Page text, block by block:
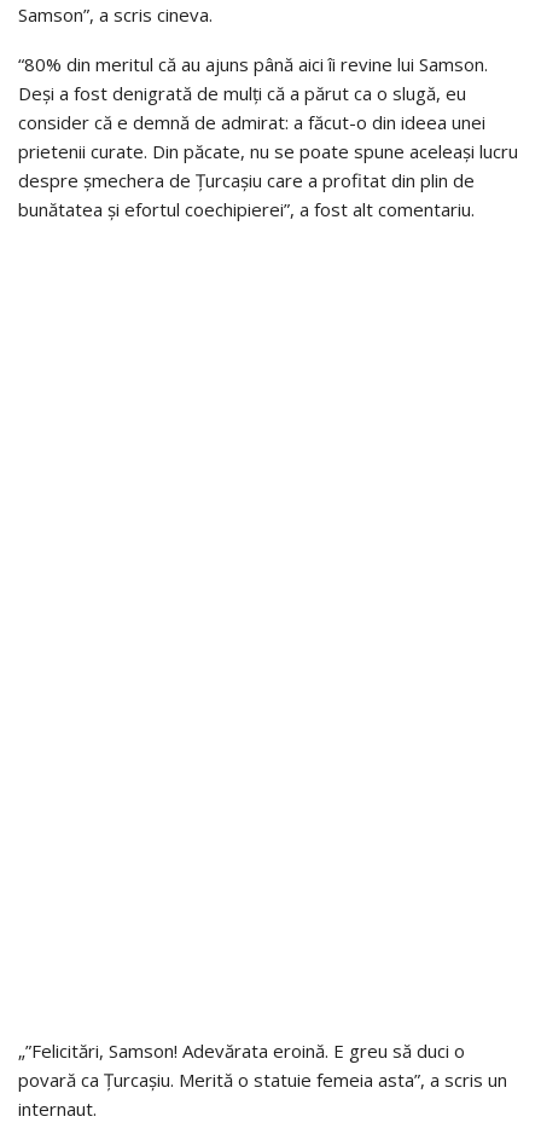
Samson”, a scris cineva.
“80% din meritul că au ajuns până aici îi revine lui Samson.
Deși a fost denigrată de mulți că a părut ca o slugă, eu
consider că e demnă de admirat: a făcut-o din ideea unei
prietenii curate. Din păcate, nu se poate spune aceleași lucru
despre șmechera de Țurcașiu care a profitat din plin de
bunătatea și efortul coechipierei”, a fost alt comentariu.
„”Felicitări, Samson! Adevărata eroină. E greu să duci o
povară ca Țurcașiu. Merită o statuie femeia asta”, a scris un
internaut.